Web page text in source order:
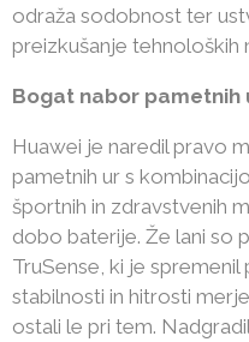
odraža sodobnost ter
preizkušanje tehnoloških
Bogat nabor pametnih
Huawei je naredil pravo
pametnih ur s
športnih in zdravstvenih
dobo baterije. Že lani so
TruSense, ki je
stabilnosti in hitrosti
ostali le pri tem.